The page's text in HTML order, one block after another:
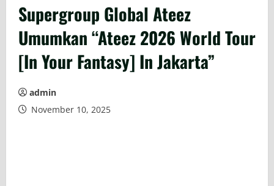
Supergroup Global Ateez
Umumkan “Ateez 2026 World Tour
[In Your Fantasy] In Jakarta”
admin
November 10, 2025